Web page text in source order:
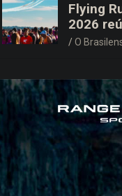
Flying
2026
na pista
O